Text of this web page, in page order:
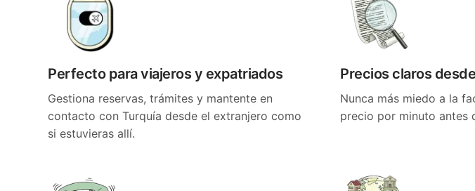
Perfecto para viajeros y expatriados
Gestiona reservas, trámites y mantente en
contacto con Turquía desde el extranjero como
si estuvieras allí.
Precios claros
Nunca más miedo a la
precio por minuto antes